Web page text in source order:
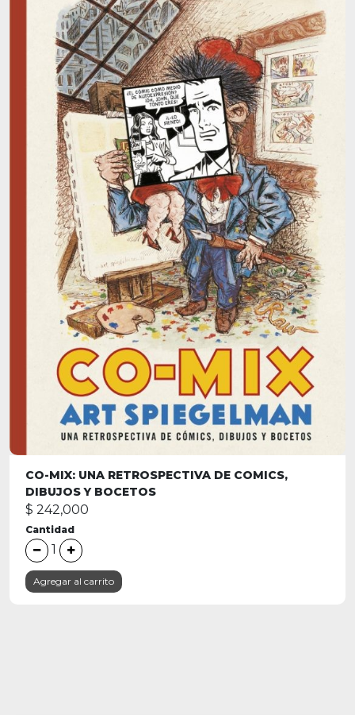
CO-MIX: UNA RETROSPECTIVA DE COMICS,
DIBUJOS Y BOCETOS
$ 242,000
Cantidad
1
Agregar al carrito